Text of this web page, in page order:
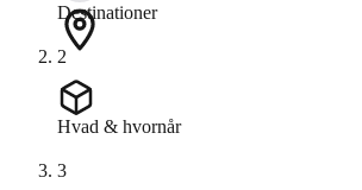
Destinationer
2
Hvad & hvornår
3